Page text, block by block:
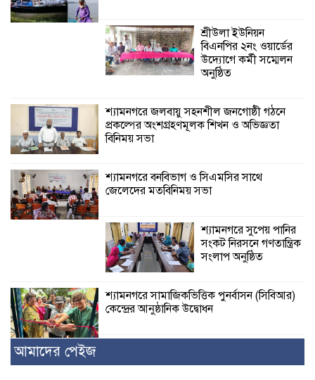
শ্রীউলা ইউনিয়ন
বিএনপির ২নং ওয়ার্ডের
উদ্যোগে কর্মী সম্মেলন
অনুষ্ঠিত
শ্যামনগরে জলবায়ু সহনশীল জনগোষ্ঠী গঠনে
প্রকল্পের অংশগ্রহণমূলক শিখন ও অভিজ্ঞতা
বিনিময় সভা
শ্যামনগরে বনবিভাগ ও সিএমসির সাথে
জেলেদের মতবিনিময় সভা
শ্যামনগরে সুপেয় পানির
সংকট নিরসনে গণতান্ত্রিক
সংলাপ অনুষ্ঠিত
শ্যামনগরে সামাজিকভিত্তিক পুনর্বাসন (সিবিআর)
কেন্দ্রের আনুষ্ঠানিক উদ্বোধন
আমাদের পেইজ